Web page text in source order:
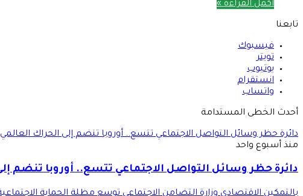
أكمل القراءة »
تابعنا
فيسبوك
تويتر
يوتيوب
انستقرام
واتساب
أحدث الخطى المستدامة
دائرة حظر وسائل التواصل الاجتماعي تتسع.. أوروبا تنضم إلى الحراك العالمي
منذ أسبوع واحد
دائرة حظر وسائل التواصل الاجتماعي تتسع.. أوروبا تنضم
بالتمكين الاقتصادي وزارة التضامن الاجتماعي توسع مظلة الحماية